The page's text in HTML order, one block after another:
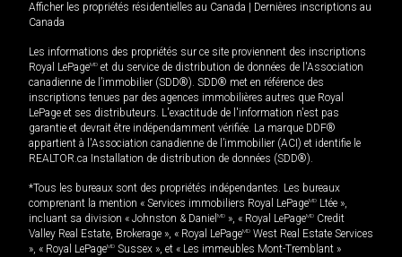
Afficher les propriétés résidentielles au Canada
Dernières inscriptions au
Canada
Les informations des propriétés sur ce site proviennent des inscriptions
Royal LePageMD et du service de distribution de données de l'Association
canadienne de l’immobilier (SDD®). SDD® met en référence des
inscriptions tenues par des agences immobilières autres que Royal
LePage et ses distributeurs. L'exactitude de l'information n'est pas
garantie et devrait être indépendamment vérifiée. La marque DDF®
appartient à l'Association canadienne de l’immobilier (ACI) et identifie le
REALTOR.ca Installation de distribution de données (SDD®).
*Tous les bureaux sont des propriétés indépendantes. Les bureaux
comprenant la mention « Services immobiliers Royal LePageMD Ltée »,
incluant sa division « Johnston & Daniel MD », « Royal LePageMD Credit
Valley Real Estate, Brokerage », « Royal LePageMD West Real Estate Services
», « Royal LePageMD Sussex », et « Les immeubles Mont-Tremblant »